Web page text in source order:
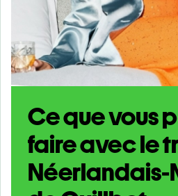
Ce que vous
faire avec le